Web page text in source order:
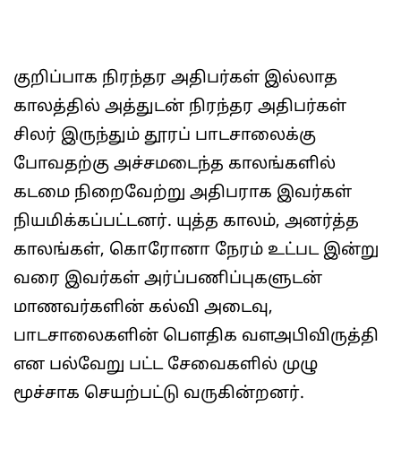
குறிப்பாக நிரந்தர அதிபர்கள் இல்லாத
காலத்தில் அத்துடன் நிரந்தர அதிபர்கள்
சிலர் இருந்தும் தூரப் பாடசாலைக்கு
போவதற்கு அச்சமடைந்த காலங்களில்
கடமை நிறைவேற்று அதிபராக இவர்கள்
நியமிக்கப்பட்டனர். யுத்த காலம், அனர்த்த
காலங்கள், கொரோனா நேரம் உட்பட இன்று
வரை இவர்கள் அர்ப்பணிப்புகளுடன்
மாணவர்களின் கல்வி அடைவு,
பாடசாலைகளின் பௌதிக வளஅபிவிருத்தி
என பல்வேறு பட்ட சேவைகளில் முழு
மூச்சாக செயற்பட்டு வருகின்றனர்.